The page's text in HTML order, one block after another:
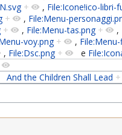
+ , File:Icone!ico-libri-
+ , File:Menu-
+ , File:Menu-tas.png + ,
voy.png + ,
, File:Dsc.png + e
And the Children Shall Lead +